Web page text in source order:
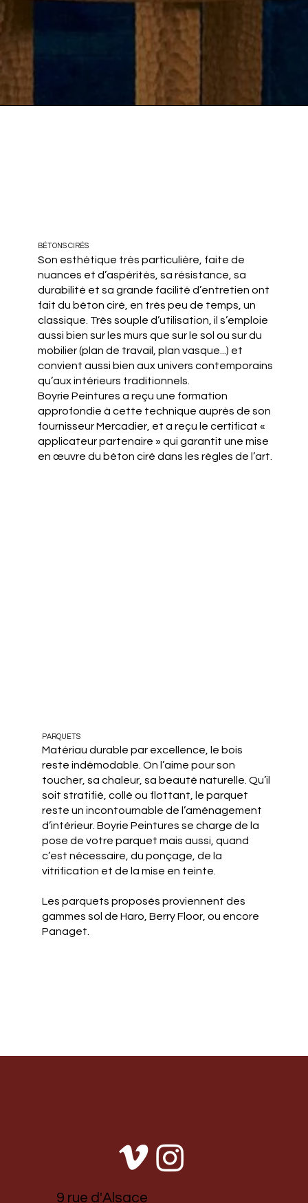
BÉTONS CIRÉS
Son esthétique très particulière, faite de
nuances et d’aspérités, sa résistance, sa
durabilité et sa grande facilité d’entretien ont
fait du béton ciré, en très peu de temps, un
classique. Très souple d’utilisation, il s’emploie
aussi bien sur les murs que sur le sol ou sur du
mobilier (plan de travail, plan vasque...) et
convient aussi bien aux univers contemporains
qu’aux intérieurs traditionnels.
Boyrie Peintures a reçu une formation
approfondie à cette technique auprès de son
fournisseur Mercadier, et a reçu le certificat «
applicateur partenaire » qui garantit une mise
en œuvre du béton ciré dans les règles de l’art.
PARQUETS
Matériau durable par excellence, le bois
reste indémodable. On l’aime pour son
toucher, sa chaleur, sa beauté naturelle. Qu’il
soit stratifié, collé ou flottant, le parquet
reste un incontournable de l’aménagement
d’intérieur. Boyrie Peintures se charge de la
pose de votre parquet mais aussi, quand
c’est nécessaire, du ponçage, de la
vitrification et de la mise en teinte.
Les parquets proposés proviennent des
gammes sol de Haro, Berry Floor, ou encore
Panaget.
9 rue d'Alsace